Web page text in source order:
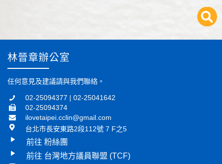
林晉章辦公室
任何意見及建議請與我們聯絡。
02-25094377 | 02-25041642
02-25094374
ilovetaipei.cclin@gmail.com
台北市長安東路2段112號 7 F之5
前往 粉絲團
前往 台灣地方議員聯盟 (TCF)